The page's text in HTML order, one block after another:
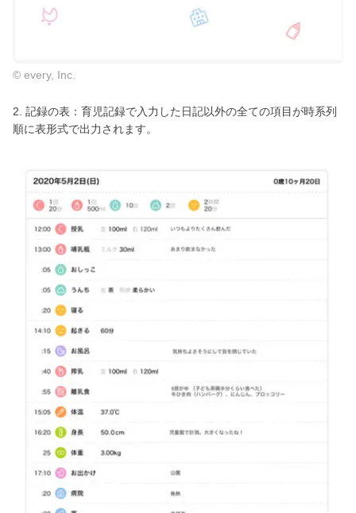
© every, Inc.
2. 記録の表：育児記録で入力した日記以外の全ての項目が時系列
順に表形式で出力されます。